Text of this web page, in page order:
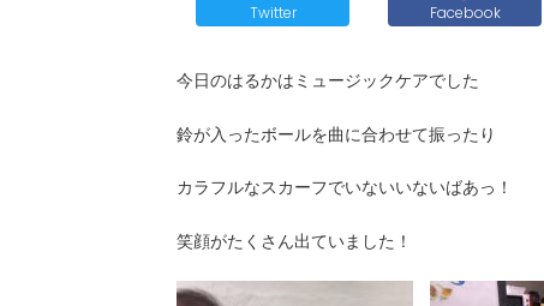
Twitter Facebook
今日のはるかはミュージックケアでした
鈴が入ったボールを曲に合わせて振ったり
カラフルなスカーフでいないいないばあっ！
笑顔がたくさん出ていました！